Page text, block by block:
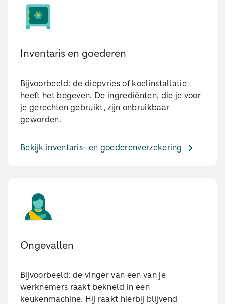
Inventaris en goederen
Bijvoorbeeld: de diepvries of koelinstallatie
heeft het begeven. De ingrediënten, die je voor
je gerechten gebruikt, zijn onbruikbaar
geworden.
Bekijk inventaris- en goederenverzekering
Ongevallen
Bijvoorbeeld: de vinger van een van je
werknemers raakt bekneld in een
keukenmachine. Hij raakt hierbij blijvend